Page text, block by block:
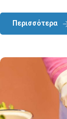
Περισσότερα